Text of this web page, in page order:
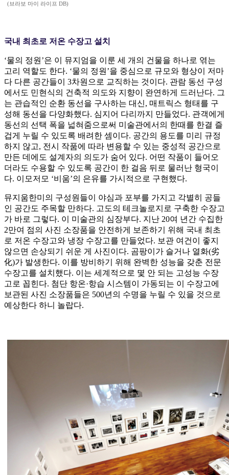
(브라보 마이 라이프 DB)
국내 최초로 저온 수장고 설치
‘물의 정원’은 이 뮤지엄을 이룬 세 개의 건물을 하나로 엮는
고리 역할도 한다. ‘물의 정원’을 중심으로 규모와 형상이 저마
다 다른 공간들이 3차원으로 교직하는 것이다. 관람 동선 구성
에서도 민현식의 건축적 의도와 지향이 완연하게 드러난다. 그
는 관습적인 순환 동선을 구사하는 대신, 매트릭스 형태를 구
성해 동선을 다양화했다. 심지어 다리까지 만들었다. 관객에게
동선의 선택 폭을 넓혀줌으로써 미술관에서의 한때를 한결 즐
겁게 누릴 수 있도록 배려한 셈이다. 공간의 용도를 미리 규정
하지 않고, 전시 작품에 따라 변용할 수 있는 중성적 공간으로
만든 데에도 설계자의 의도가 숨어 있다. 어떤 작품이 들어오
더라도 수용할 수 있도록 공간이 한 걸음 뒤로 물러난 형국이
다. 이모저모 ‘비움’의 은유를 가시적으로 구현했다.
뮤지움한미의 구성원들이 야심과 포부를 가지고 각별히 공들
인 공간도 주목할 만하다. 고도의 테크놀로지로 구축한 수장고
가 바로 그렇다. 이 미술관의 심장부다. 지난 20여 년간 수집한
2만여 점의 사진 소장품을 안전하게 보존하기 위해 국내 최초
로 저온 수장고와 냉장 수장고를 만들었다. 보관 여건이 좋지
않으면 손상되기 쉬운 게 사진이다. 곰팡이가 슬거나 열화(劣
化)가 발생한다. 이를 방비하기 위해 완벽한 성능을 갖춘 전문
수장고를 설치했다. 이는 세계적으로 몇 안 되는 고성능 수장
고로 꼽힌다. 첨단 항온·항습 시스템이 가동되는 이 수장고에
보관된 사진 소장품들은 500년의 수명을 누릴 수 있을 것으로
예상한다 하니 놀랍다.